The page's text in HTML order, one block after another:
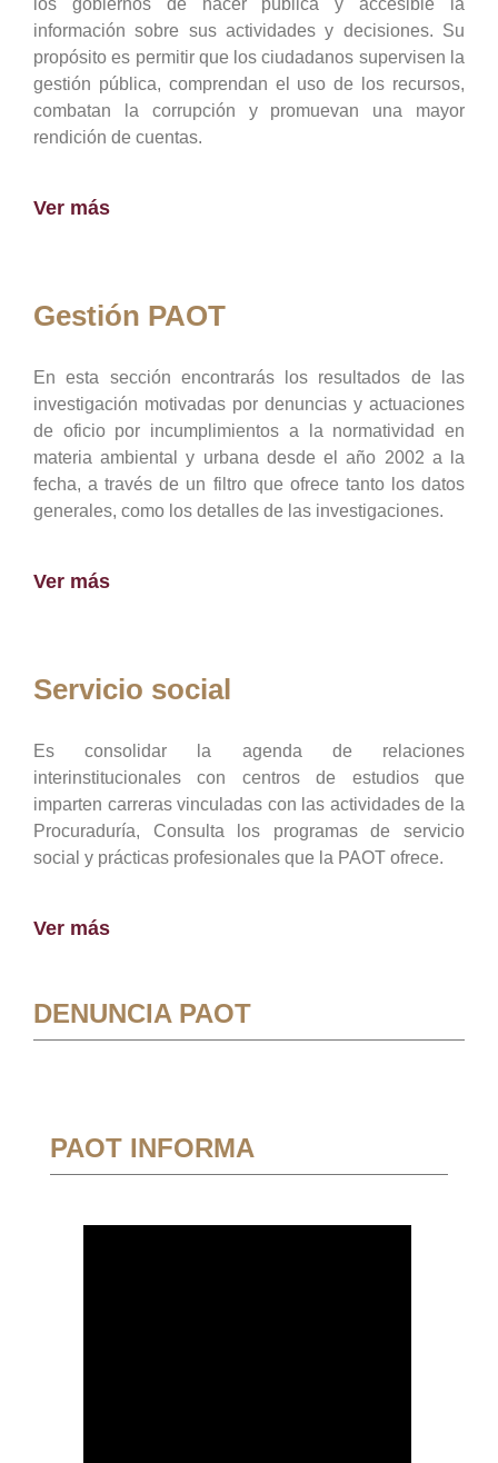
los gobiernos de hacer pública y accesible la
información sobre sus actividades y decisiones. Su
propósito es permitir que los ciudadanos supervisen la
gestión pública, comprendan el uso de los recursos,
combatan la corrupción y promuevan una mayor
rendición de cuentas.
Ver más
Gestión PAOT
En esta sección encontrarás los resultados de las
investigación motivadas por denuncias y actuaciones
de oficio por incumplimientos a la normatividad en
materia ambiental y urbana desde el año 2002 a la
fecha, a través de un filtro que ofrece tanto los datos
generales, como los detalles de las investigaciones.
Ver más
Servicio social
Es consolidar la agenda de relaciones
interinstitucionales con centros de estudios que
imparten carreras vinculadas con las actividades de la
Procuraduría, Consulta los programas de servicio
social y prácticas profesionales que la PAOT ofrece.
Ver más
DENUNCIA PAOT
PAOT INFORMA